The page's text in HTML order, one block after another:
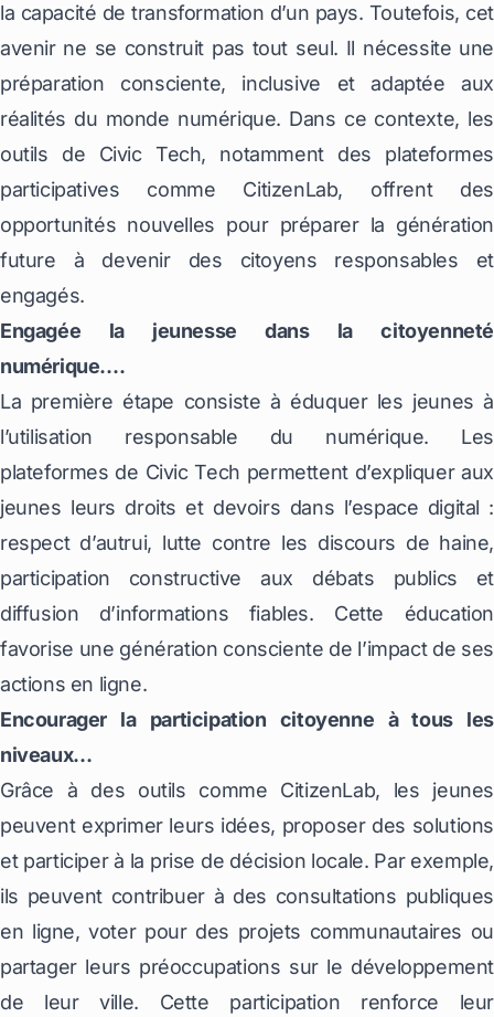
la capacité de transformation d’un pays. Toutefois, cet
avenir ne se construit pas tout seul. Il nécessite une
préparation consciente, inclusive et adaptée aux
réalités du monde numérique. Dans ce contexte, les
outils de Civic Tech, notamment des plateformes
participatives comme CitizenLab, offrent des
opportunités nouvelles pour préparer la génération
future à devenir des citoyens responsables et
engagés.
Engagée la jeunesse dans la citoyenneté
numérique….
La première étape consiste à éduquer les jeunes à
l’utilisation responsable du numérique. Les
plateformes de Civic Tech permettent d’expliquer aux
jeunes leurs droits et devoirs dans l’espace digital :
respect d’autrui, lutte contre les discours de haine,
participation constructive aux débats publics et
diffusion d’informations fiables. Cette éducation
favorise une génération consciente de l’impact de ses
actions en ligne.
Encourager la participation citoyenne à tous les
niveaux…
Grâce à des outils comme CitizenLab, les jeunes
peuvent exprimer leurs idées, proposer des solutions
et participer à la prise de décision locale. Par exemple,
ils peuvent contribuer à des consultations publiques
en ligne, voter pour des projets communautaires ou
partager leurs préoccupations sur le développement
de leur ville. Cette participation renforce leur